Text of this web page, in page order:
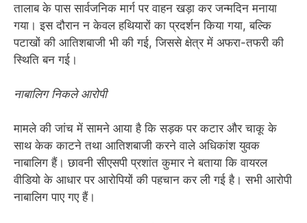
तालाब के पास सार्वजनिक मार्ग पर वाहन खड़ा कर जन्मदिन मनाया
गया। इस दौरान न केवल हथियारों का प्रदर्शन किया गया, बल्कि
पटाखों की आतिशबाजी भी की गई, जिससे क्षेत्र में अफरा-तफरी की
स्थिति बन गई।
नाबालिग निकले आरोपी
मामले की जांच में सामने आया है कि सड़क पर कटार और चाकू के
साथ केक काटने तथा आतिशबाजी करने वाले अधिकांश युवक
नाबालिग हैं। छावनी सीएसपी प्रशांत कुमार ने बताया कि वायरल
वीडियो के आधार पर आरोपियों की पहचान कर ली गई है। सभी आरोपी
नाबालिग पाए गए हैं।